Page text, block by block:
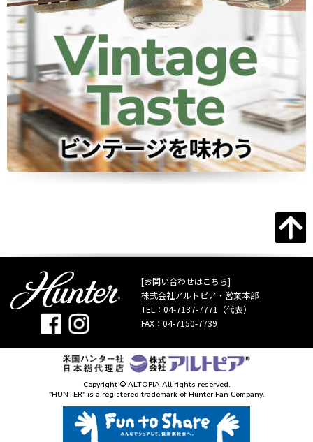
[お問い合わせはこちら]
株式会社アルトピア・営業本部
TEL： 04-7137-7771
（代表）
FAX：04-7150-7739
Copyright © ALTOPIA All rights reserved.
"HUNTER" is a registered trademark of Hunter Fan Company.